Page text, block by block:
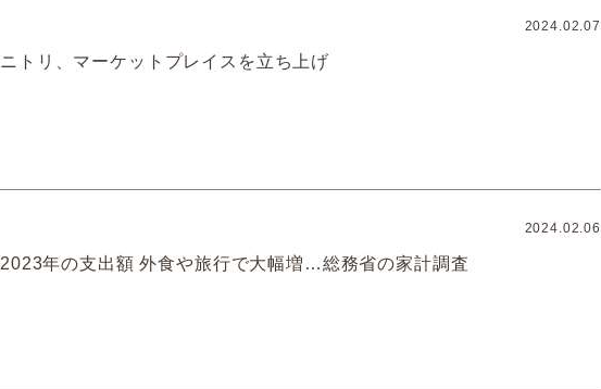
2024.02.07
ニトリ、マーケットプレイスを立ち上げ
2024.02.06
2023年の支出額 外食や旅行で大幅増…総務省の家計調査